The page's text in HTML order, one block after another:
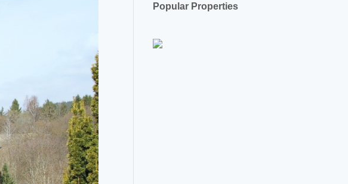
Popular Properties